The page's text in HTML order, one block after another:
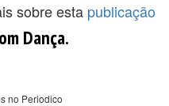
sobre esta publicação
Dança.
no Periodico